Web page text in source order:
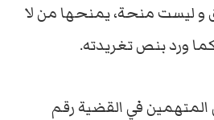
و ليست منحة، يمنحها من لا
ورد بنص تغريدته.
في القضية رقم